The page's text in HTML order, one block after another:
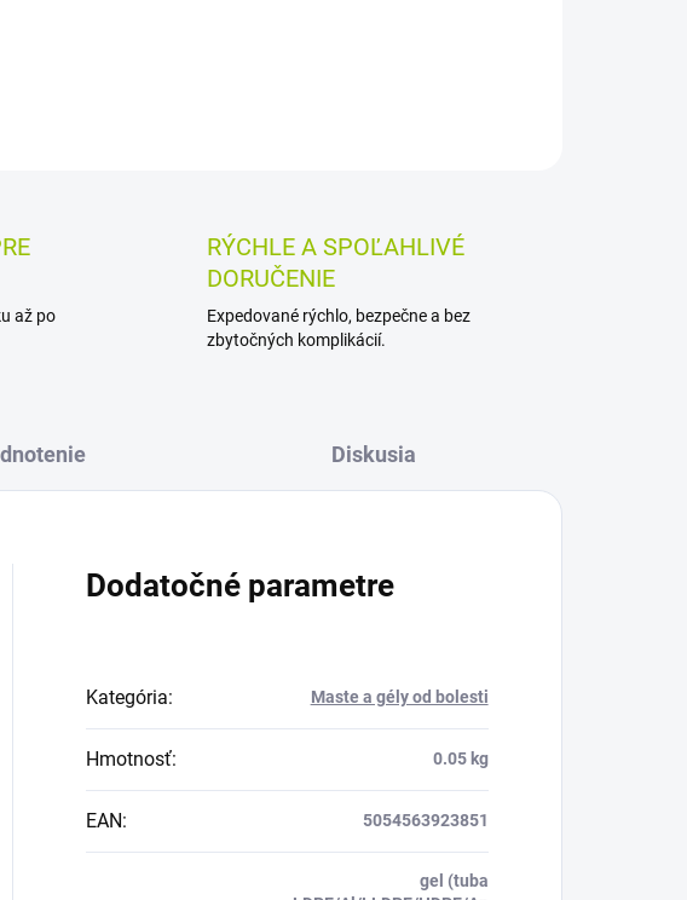
až po
RÝCHLE A SPOĽAHLIVÉ
DORUČENIE
Expedované rýchlo, bezpečne a bez
zbytočných komplikácií.
Diskusia
Dodatočné parametre
Kategória: Maste a gély od bolesti
Hmotnosť: 0.05 kg
EAN: 5054563923851
gel (tuba